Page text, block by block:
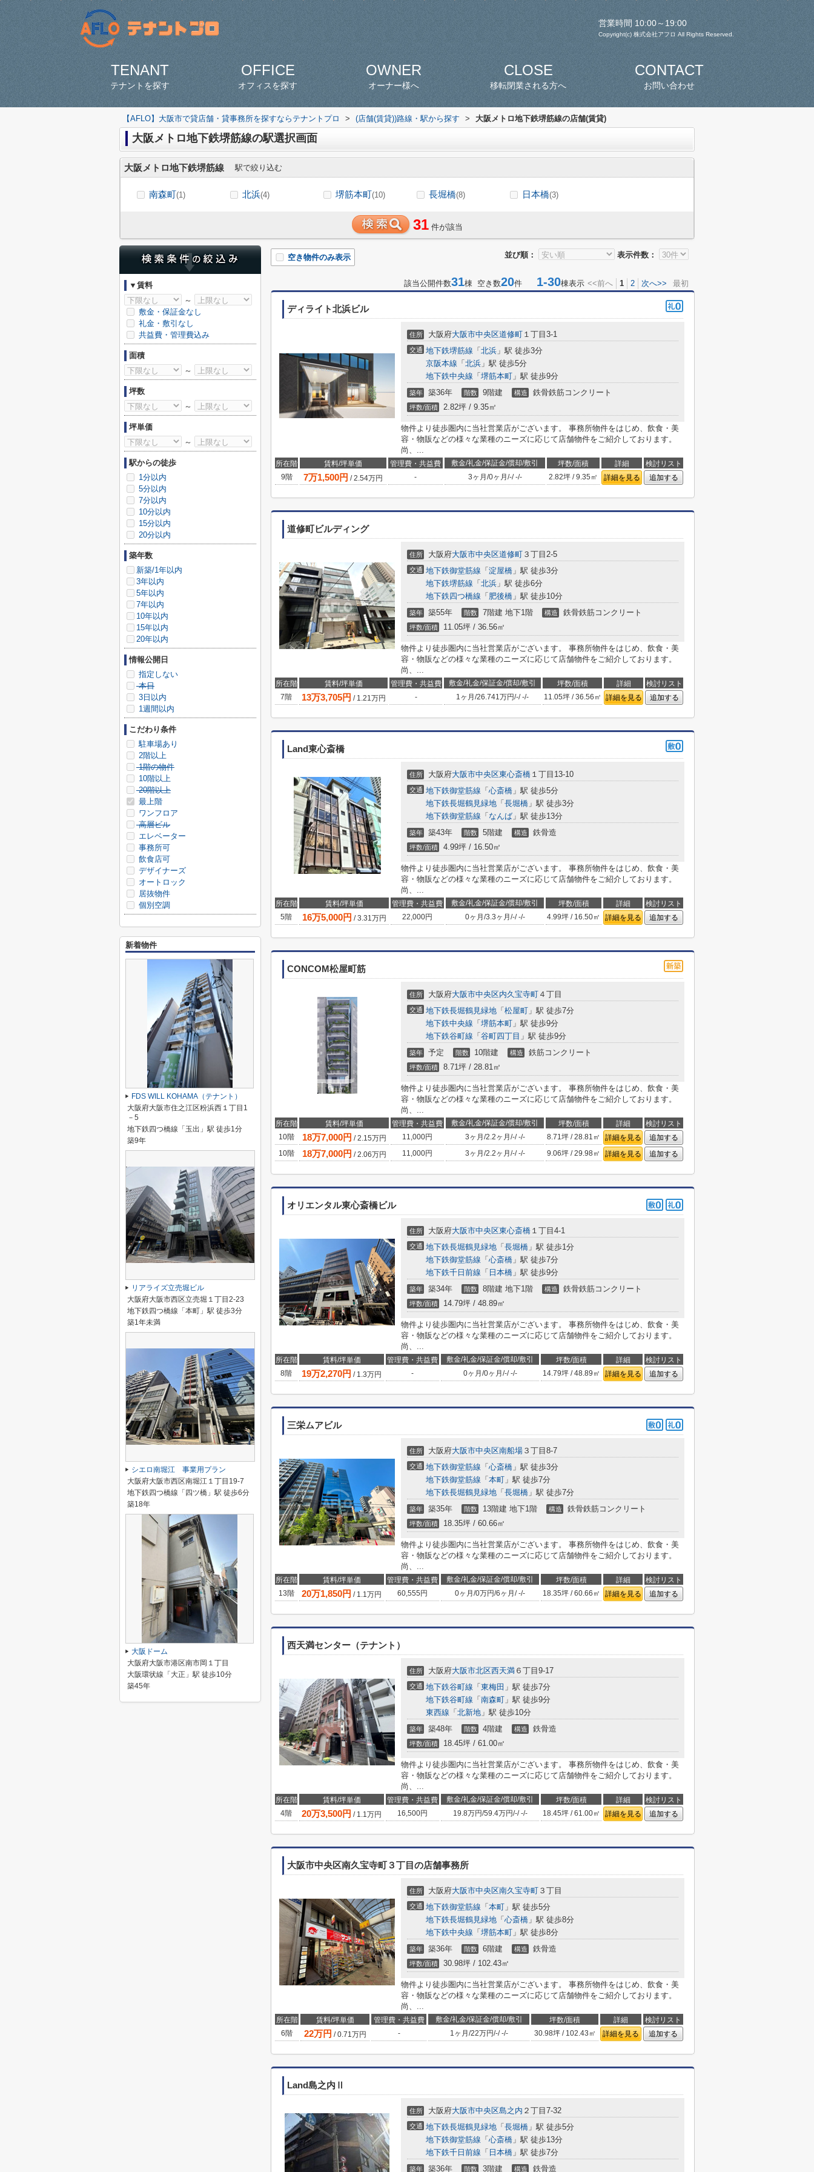
営業時間 10:00～19:00
Copyright(c) 株式会社アフロ All Rights Reserved.
TENANT
テナントを探す
OFFICE
オフィスを探す
OWNER
オーナー様へ
CLOSE
移転閉業される方へ
CONTACT
お問い合わせ
【AFLO】大阪市で貸店舗・貸事務所を探すならテナントプロ > (店舗(賃貸))路線・駅から探す > 大阪メトロ地下鉄堺筋線の店舗(賃貸)
大阪メトロ地下鉄堺筋線の駅選択画面
大阪メトロ地下鉄堺筋線 駅で絞り込む
南森町(1) 北浜(4) 堺筋本町(10) 長堀橋(8) 日本橋(3)
31 件が該当
並び順： 表示件数：
空き物件のみ表示
該当公開件数31棟 空き数20件 1-30棟表示 <<前へ 1 2 次へ>> 最初
ディライト北浜ビル
住所 大阪府大阪市中央区道修町 １丁目3-1
交通 地下鉄堺筋線 「 北浜 」駅 徒歩3分
京阪本線 「 北浜 」駅 徒歩5分
地下鉄中央線 「 堺筋本町 」駅 徒歩9分
築年 築36年 階数 9階建 構造 鉄骨鉄筋コンクリート
坪数/面積 2.82坪 / 9.35㎡
物件より徒歩圏内に当社営業店がございます。 事務所物件をはじめ、飲食・美
容・物販などの様々な業種のニーズに応じて店舗物件をご紹介しております。
尚、...
所在階 賃料/坪単価 管理費・共益費 敷金/礼金/保証金/償却/敷引 坪数/面積 詳細
検討リスト
9階
7万1,500円 /2.54万円 - 3ヶ月 /0ヶ月 /-/-/- 2.82坪 / 9.35㎡ 詳細を見る 追加する
道修町ビルディング
住所 大阪府大阪市中央区道修町 ３丁目2-5
交通 地下鉄御堂筋線 「 淀屋橋 」駅 徒歩3分
地下鉄堺筋線 「 北浜 」駅 徒歩6分
地下鉄四つ橋線 「 肥後橋 」駅 徒歩10分
築年 築55年 階数 7階建 地下1階 構造 鉄骨鉄筋コンクリート
坪数/面積 11.05坪 / 36.56㎡
物件より徒歩圏内に当社営業店がございます。 事務所物件をはじめ、飲食・美
容・物販などの様々な業種のニーズに応じて店舗物件をご紹介しております。
尚、...
所在階 賃料/坪単価 管理費・共益費 敷金/礼金/保証金/償却/敷引 坪数/面積 詳細
検討リスト
7階
13万3,705円 / 1.21万円 - 1ヶ月 /26.741万円/-/-/- 11.05坪 / 36.56㎡ 詳細を見る 追加する
Land東心斎橋
住所 大阪府大阪市中央区東心斎橋 １丁目13-10
交通 地下鉄御堂筋線 「 心斎橋 」駅 徒歩5分
地下鉄長堀鶴見緑地 「 長堀橋 」駅 徒歩3分
地下鉄御堂筋線 「 なんば 」駅 徒歩13分
築年 築43年 階数 5階建 構造 鉄骨造
坪数/面積 4.99坪 / 16.50㎡
物件より徒歩圏内に当社営業店がございます。 事務所物件をはじめ、飲食・美
容・物販などの様々な業種のニーズに応じて店舗物件をご紹介しております。
尚、...
所在階 賃料/坪単価 管理費・共益費 敷金/礼金/保証金/償却/敷引 坪数/面積 詳細
検討リスト
5階
16万5,000円 /3.31万円 22,000円 0ヶ月 /3.3ヶ月 /-/-/- 4.99坪 / 16.50㎡ 詳細を見る 追加する
CONCOM松屋町筋
住所 大阪府大阪市中央区内久宝寺町 ４丁目
交通 地下鉄長堀鶴見緑地 「 松屋町 」駅 徒歩7分
地下鉄中央線 「 堺筋本町 」駅 徒歩9分
地下鉄谷町線 「 谷町四丁目 」駅 徒歩9分
築年 予定 階数 10階建 構造 鉄筋コンクリート
坪数/面積 8.71坪 / 28.81㎡
物件より徒歩圏内に当社営業店がございます。 事務所物件をはじめ、飲食・美
容・物販などの様々な業種のニーズに応じて店舗物件をご紹介しております。
尚、...
所在階 賃料/坪単価 管理費・共益費 敷金/礼金/保証金/償却/敷引 坪数/面積 詳細
検討リスト
10階
18万7,000円 /2.15万円 11,000円 3ヶ月 /2.2ヶ月 /-/-/- 8.71坪 / 28.81㎡ 詳細を見る
追加する
10階
18万7,000円 /2.06万円 11,000円 3ヶ月 /2.2ヶ月 /-/-/- 9.06坪 / 29.98㎡ 詳細を見る 追加する
オリエンタル東心斎橋ビル
住所 大阪府大阪市中央区東心斎橋 １丁目4-1
交通 地下鉄長堀鶴見緑地 「 長堀橋 」駅 徒歩1分
地下鉄御堂筋線 「 心斎橋 」駅 徒歩7分
地下鉄千日前線 「 日本橋 」駅 徒歩9分
築年 築34年 階数 8階建 地下1階 構造 鉄骨鉄筋コンクリート
坪数/面積 14.79坪 / 48.89㎡
物件より徒歩圏内に当社営業店がございます。 事務所物件をはじめ、飲食・美
容・物販などの様々な業種のニーズに応じて店舗物件をご紹介しております。
尚、...
所在階 賃料/坪単価 管理費・共益費 敷金/礼金/保証金/償却/敷引 坪数/面積 詳細
検討リスト
8階
19万2,270円 / 1.3万円 - 0ヶ月 /0ヶ月 /-/-/- 14.79坪 / 48.89㎡ 詳細を見る 追加する
三栄ムアビル
住所 大阪府大阪市中央区南船場 ３丁目8-7
交通 地下鉄御堂筋線 「 心斎橋 」駅 徒歩3分
地下鉄御堂筋線 「 本町 」駅 徒歩7分
地下鉄長堀鶴見緑地 「 長堀橋 」駅 徒歩7分
築年 築35年 階数 13階建 地下1階 構造 鉄骨鉄筋コンクリート
坪数/面積 18.35坪 / 60.66㎡
物件より徒歩圏内に当社営業店がございます。 事務所物件をはじめ、飲食・美
容・物販などの様々な業種のニーズに応じて店舗物件をご紹介しております。
尚、...
所在階 賃料/坪単価 管理費・共益費 敷金/礼金/保証金/償却/敷引 坪数/面積 詳細
検討リスト
13階
20万1,850円 / 1.1万円 60,555円 0ヶ月 /0万円/6ヶ月 /-/- 18.35坪 / 60.66㎡ 詳細を見る 追加する
西天満センター（テナント）
住所 大阪府大阪市北区西天満 ６丁目9-17
交通 地下鉄谷町線 「 東梅田 」駅 徒歩7分
地下鉄谷町線 「 南森町 」駅 徒歩9分
東西線 「 北新地 」駅 徒歩10分
築年 築48年 階数 4階建 構造 鉄骨造
坪数/面積 18.45坪 / 61.00㎡
物件より徒歩圏内に当社営業店がございます。 事務所物件をはじめ、飲食・美
容・物販などの様々な業種のニーズに応じて店舗物件をご紹介しております。
尚、...
所在階 賃料/坪単価 管理費・共益費 敷金/礼金/保証金/償却/敷引 坪数/面積 詳細
検討リスト
4階
20万3,500円 / 1.1万円 16,500円 19.8万円/59.4万円/-/-/- 18.45坪 / 61.00㎡ 詳細を見る 追加する
大阪市中央区南久宝寺町３丁目の店舗事務所
住所 大阪府大阪市中央区南久宝寺町 ３丁目
交通 地下鉄御堂筋線 「 本町 」駅 徒歩5分
地下鉄長堀鶴見緑地 「 心斎橋 」駅 徒歩8分
地下鉄中央線 「 堺筋本町 」駅 徒歩8分
築年 築36年 階数 6階建 構造 鉄骨造
坪数/面積 30.98坪 / 102.43㎡
物件より徒歩圏内に当社営業店がございます。 事務所物件をはじめ、飲食・美
容・物販などの様々な業種のニーズに応じて店舗物件をご紹介しております。
尚、...
所在階 賃料/坪単価 管理費・共益費 敷金/礼金/保証金/償却/敷引 坪数/面積 詳細
検討リスト
6階
22万円 /0.71万円 - 1ヶ月 /22万円/-/-/- 30.98坪 / 102.43㎡ 詳細を見る 追加する
Land島之内Ⅱ
住所 大阪府大阪市中央区島之内 ２丁目7-32
交通 地下鉄長堀鶴見緑地 「 長堀橋 」駅 徒歩5分
地下鉄御堂筋線 「 心斎橋 」駅 徒歩13分
地下鉄千日前線 「 日本橋 」駅 徒歩7分
築年 築36年 階数 3階建 構造 鉄骨造
▼賃料
～
敷金・保証金なし
礼金・敷引なし
共益費・管理費込み
面積
～
坪数
～
坪単価
～
駅からの徒歩
1分以内
5分以内
7分以内
10分以内
15分以内
20分以内
築年数
新築/1年以内
3年以内
5年以内
7年以内
10年以内
15年以内
20年以内
情報公開日
指定しない
本日
3日以内
1週間以内
こだわり条件
駐車場あり
2階以上
1階の物件
10階以上
20階以上
最上階
ワンフロア
高層ビル
エレベーター
事務所可
飲食店可
デザイナーズ
オートロック
居抜物件
個別空調
新着物件
FDS WILL KOHAMA（テナント）
大阪府大阪市住之江区粉浜西１丁目1
－5
地下鉄四つ橋線「玉出」駅 徒歩1分
築9年
リアライズ立売堀ビル
大阪府大阪市西区立売堀１丁目2-23
地下鉄四つ橋線「本町」駅 徒歩3分
築1年未満
シエロ南堀江 事業用プラン
大阪府大阪市西区南堀江１丁目19-7
地下鉄四つ橋線「四ツ橋」駅 徒歩6分
築18年
大阪ドーム
大阪府大阪市港区南市岡１丁目
大阪環状線「大正」駅 徒歩10分
築45年